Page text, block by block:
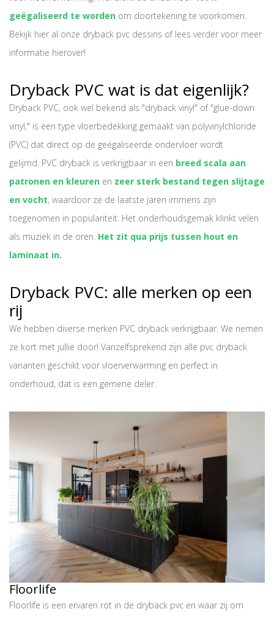
geëgaliseerd te worden om doortekening te voorkomen.
Bekijk hier al onze dryback pvc dessins of lees verder voor meer
informatie hierover!
Dryback PVC wat is dat eigenlijk?
Dryback PVC, ook wel bekend als "dryback vinyl" of "glue-down
vinyl," is een type vloerbedekking gemaakt van polyvinylchloride
(PVC) dat direct op de geëgaliseerde ondervloer wordt
gelijmd. PVC dryback is verkrijgbaar in een breed scala aan
patronen en kleuren en zeer sterk bestand tegen slijtage
en vocht, waardoor ze de laatste jaren immens zijn
toegenomen in populariteit. Het onderhoudsgemak klinkt velen
als muziek in de oren. Het zit qua prijs tussen hout en
laminaat in.
Dryback PVC: alle merken op een
rij
We hebben diverse merken PVC dryback verkrijgbaar. We nemen
ze kort met jullie door! Vanzelfsprekend zijn alle pvc dryback
varianten geschikt voor vloerverwarming en perfect in
onderhoud, dat is een gemene deler.
Floorlife
Floorlife is een ervaren rot in de dryback pvc en waar zij om